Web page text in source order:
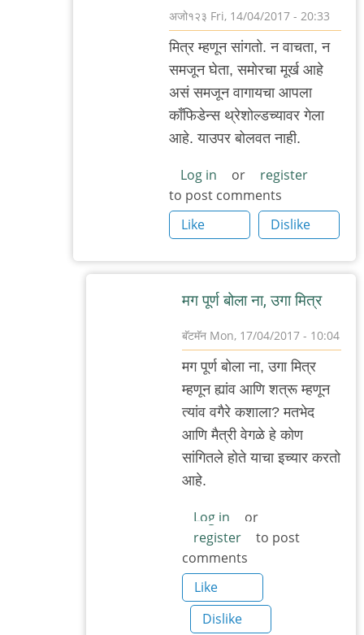
अजो१२३ Fri, 14/04/2017 - 20:33
In
reply
असं
झालं
एकूण‌
by
बॅटमॅन
मित्र म्हणून सांगतो. न वाचता, न
समजून घेता, समोरचा मूर्ख आहे
असं समजून वागायचा आपला
काँफिडेन्स थ्रेशोल्डच्यावर गेला
आहे. याउपर बोलवत नाही.
Log in or
register
to post comments
Like
Dislike
म‌ग पूर्ण‌ बोला ना, उगा मित्र
बॅटमॅन Mon, 17/04/2017 - 10:04
reply
मित्र
म्हणून
सांगतो.
वाचता,
by
अजो१२३
म‌ग पूर्ण‌ बोला ना, उगा मित्र‌
म्ह‌णून‌ ह्यांव आणि श‌त्रू म्ह‌णून‌
त्यांव व‌गैरे क‌शाला? म‌त‌भेद‌
आणि मैत्री वेग‌ळे हे कोण‌
सांगित‌ले होते याचा इच्यार‌ क‌र‌तो
आहे.
Log in
or
register
to post
comments
Like
Dislike